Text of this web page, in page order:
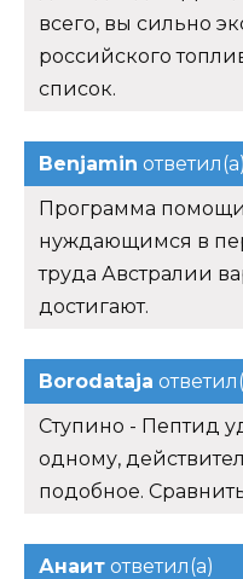
всего, вы сильно
российского
список.
Benjamin ответил(а)
Программа
нуждающимся в
труда Австралии
достигают.
Borodataja
Ступино - Пептид
одному,
подобное.
Анаит ответил(а)